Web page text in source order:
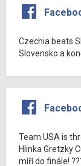
Czechia beats
Slovensko a
Team USA is
Hlinka Gretzky
míří do finále!